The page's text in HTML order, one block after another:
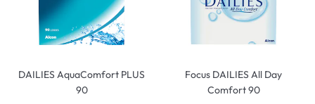
DAILIES AquaComfort PLUS
90
Focus DAILIES All Day
Comfort 90